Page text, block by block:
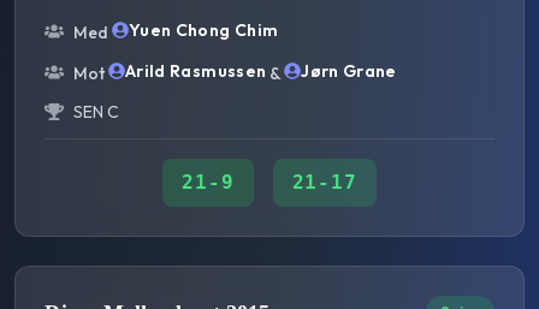
Med
Yuen Chong Chim
Mot
Arild Rasmussen &
Jørn Grane
SEN C
21 - 9 21 - 17